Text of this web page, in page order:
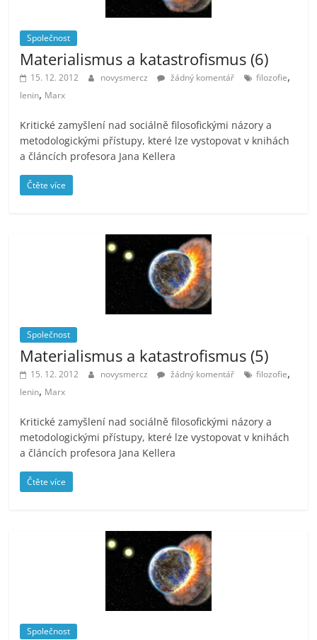
Společnost
Materialismus a katastrofismus (6)
15. 12. 2012 novysmercz žádný komentář filozofie,
lenin, Marx
Kritické zamyšlení nad sociálně filosofickými názory a
metodologickými přístupy, které lze vystopovat v knihách
a článcích profesora Jana Kellera
Čtěte více
Společnost
Materialismus a katastrofismus (5)
15. 12. 2012 novysmercz žádný komentář filozofie,
lenin, Marx
Kritické zamyšlení nad sociálně filosofickými názory a
metodologickými přístupy, které lze vystopovat v knihách
a článcích profesora Jana Kellera
Čtěte více
Společnost